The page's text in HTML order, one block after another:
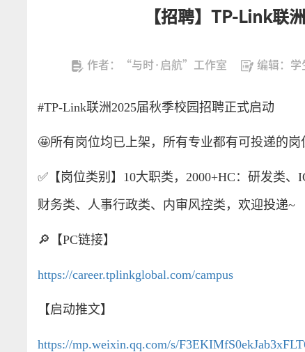
【招聘】TP-Link联
作者：“与时·启航”工作室 编辑：学
#TP-Link联洲 2025届秋季校园招聘正式启动
🤩所有岗位均已上架，所有专业都有可投递的岗
✅ 【岗位类别】 10大职类， 2000+HC ：研发类、
财务类、人事行政类、内审风控类，欢迎投递~
🔎 【PC链接】
https://career.tplinkglobal.com/campus
【启动推文】
https://mp.weixin.qq.com/s/